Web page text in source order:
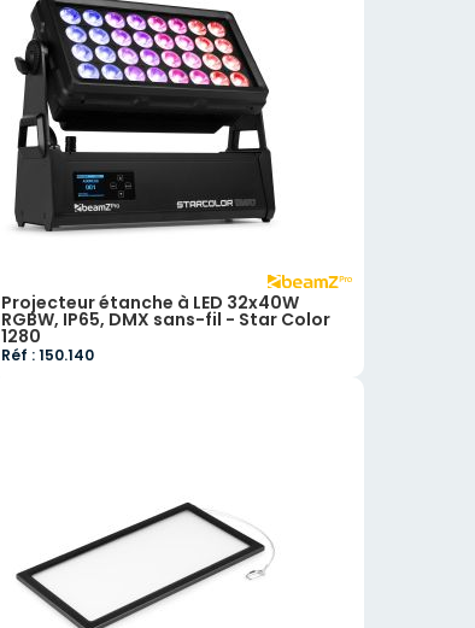
Projecteur étanche à LED 32x40W
RGBW, IP65, DMX sans-fil - Star Color
1280
Réf : 150.140